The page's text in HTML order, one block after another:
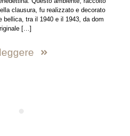
clausura, fu realizzato e decorato
bellica, tra il 1940 e il 1943, da dom
[…]